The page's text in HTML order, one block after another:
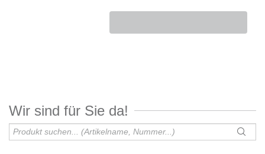
Wir sind für Sie da!